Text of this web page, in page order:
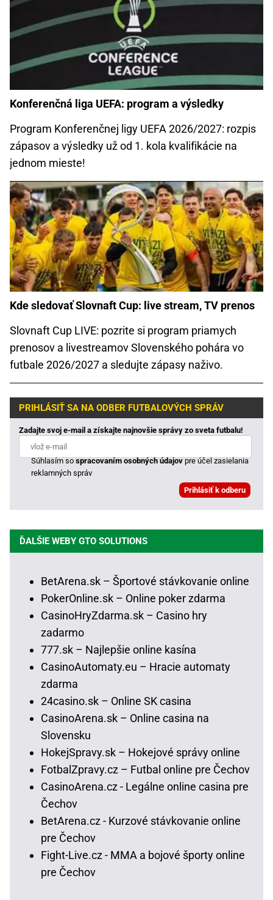
Konferenčná liga UEFA: program a výsledky
Program Konferenčnej ligy UEFA 2026/2027: rozpis
zápasov a výsledky už od 1. kola kvalifikácie na
jednom mieste!
Kde sledovať Slovnaft Cup: live stream, TV prenos
Slovnaft Cup LIVE: pozrite si program priamych
prenosov a livestreamov Slovenského pohára vo
futbale 2026/2027 a sledujte zápasy naživo.
PRIHLÁSIŤ SA NA ODBER FUTBALOVÝCH SPRÁV
Zadajte svoj e-mail a získajte najnovšie správy zo sveta futbalu!
Súhlasím sospracovaním osobných údajovpre účel zasielania
reklamných správ
ĎALŠIE WEBY GTO SOLUTIONS
BetArena.sk – Športové stávkovanie online
PokerOnline.sk – Online poker zdarma
CasinoHryZdarma.sk – Casino hry
zadarmo
777.sk – Najlepšie online kasína
CasinoAutomaty.eu – Hracie automaty
zdarma
24casino.sk – Online SK casina
CasinoArena.sk – Online casina na
Slovensku
HokejSpravy.sk – Hokejové správy online
FotbalZpravy.cz – Futbal online pre Čechov
CasinoArena.cz - Legálne online casina pre
Čechov
BetArena.cz - Kurzové stávkovanie online
pre Čechov
Fight-Live.cz - MMA a bojové športy online
pre Čechov